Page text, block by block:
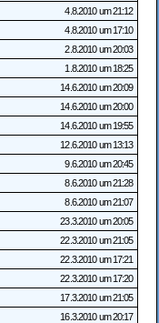
4.8.2010 um 21:12
4.8.2010 um 17:10
2.8.2010 um 20:03
1.8.2010 um 18:25
14.6.2010 um 20:09
14.6.2010 um 20:00
14.6.2010 um 19:55
12.6.2010 um 13:13
9.6.2010 um 20:45
8.6.2010 um 21:28
8.6.2010 um 21:07
23.3.2010 um 20:05
22.3.2010 um 21:05
22.3.2010 um 17:21
22.3.2010 um 17:20
17.3.2010 um 21:05
16.3.2010 um 20:17